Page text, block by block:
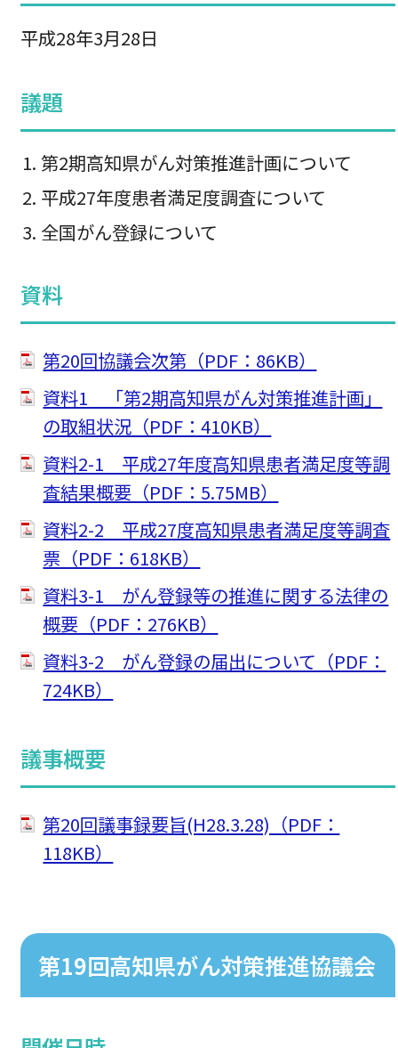
平成28年3月28日
議題
第2期高知県がん対策推進計画について
平成27年度患者満足度調査について
全国がん登録について
資料
第20回協議会次第（PDF：86KB）
資料1 「第2期高知県がん対策推進計画」
の取組状況（PDF：410KB）
資料2-1 平成27年度高知県患者満足度等調
査結果概要（PDF：5.75MB）
資料2-2 平成27度高知県患者満足度等調査
票（PDF：618KB）
資料3-1 がん登録等の推進に関する法律の
概要（PDF：276KB）
資料3-2 がん登録の届出について（PDF：
724KB）
議事概要
第20回議事録要旨(H28.3.28)（PDF：
118KB）
第19回高知県がん対策推進協議会